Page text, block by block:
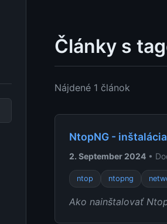
Články s
Nájdené 1 článok
NtopNG -
2. September 2024 •
ntop ntopng
Ako nainštalovať